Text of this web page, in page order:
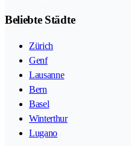
Beliebte Städte
Zürich
Genf
Lausanne
Bern
Basel
Winterthur
Lugano